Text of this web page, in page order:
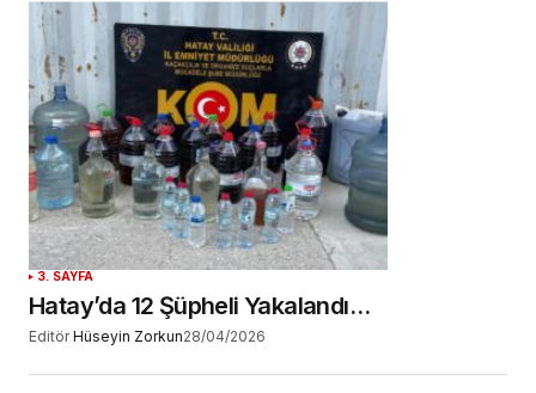
3. SAYFA
Hatay’da 12 Şüpheli Yakalandı…
Editör Hüseyin Zorkun28/04/2026